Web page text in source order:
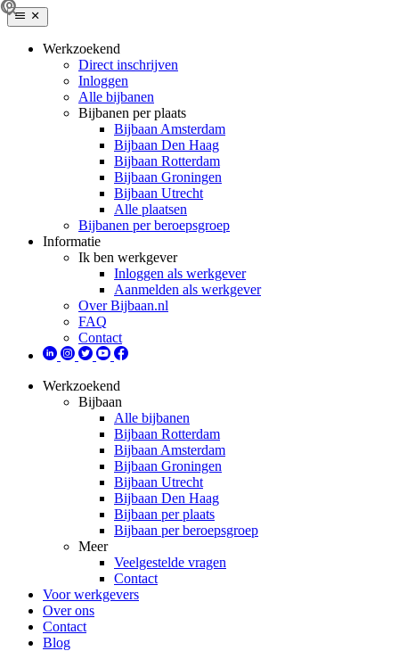
Werkzoekend
Direct inschrijven
Inloggen
Alle bijbanen
Bijbanen per plaats
Bijbaan Amsterdam
Bijbaan Den Haag
Bijbaan Rotterdam
Bijbaan Groningen
Bijbaan Utrecht
Alle plaatsen
Bijbanen per beroepsgroep
Informatie
Ik ben werkgever
Inloggen als werkgever
Aanmelden als werkgever
Over Bijbaan.nl
FAQ
Contact
Werkzoekend
Bijbaan
Alle bijbanen
Bijbaan Rotterdam
Bijbaan Amsterdam
Bijbaan Groningen
Bijbaan Utrecht
Bijbaan Den Haag
Bijbaan per plaats
Bijbaan per beroepsgroep
Meer
Veelgestelde vragen
Contact
Voor werkgevers
Over ons
Contact
Blog